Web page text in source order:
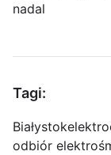
nadal
Tagi:
Białystok
odbiór